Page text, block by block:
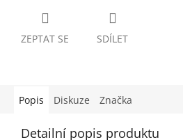
ZEPTAT SE SDÍLET
Popis Diskuze Značka
Detailní popis produktu